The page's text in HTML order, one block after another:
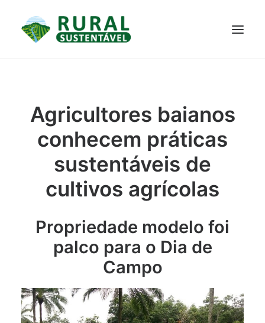
NOTÍCIAS
JANELA DO CONHECIMENTO
RESULTADOS ALCANÇADOS
Agricultores baianos
conhecem práticas
sustentáveis de
cultivos agrícolas
Propriedade modelo foi
palco para o Dia de
Campo